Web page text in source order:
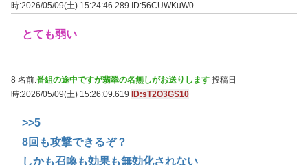
時:2026/05/09(土) 15:24:46.289
ID:56CUWKuW0
とても弱い
8 名前:番組の途中ですが翡翠の名無しがお送りします 投稿日
時:2026/05/09(土) 15:26:09.619
ID:sT2O3GS10
>>5
8回も攻撃できるぞ？
しかも召喚も効果も無効化されない